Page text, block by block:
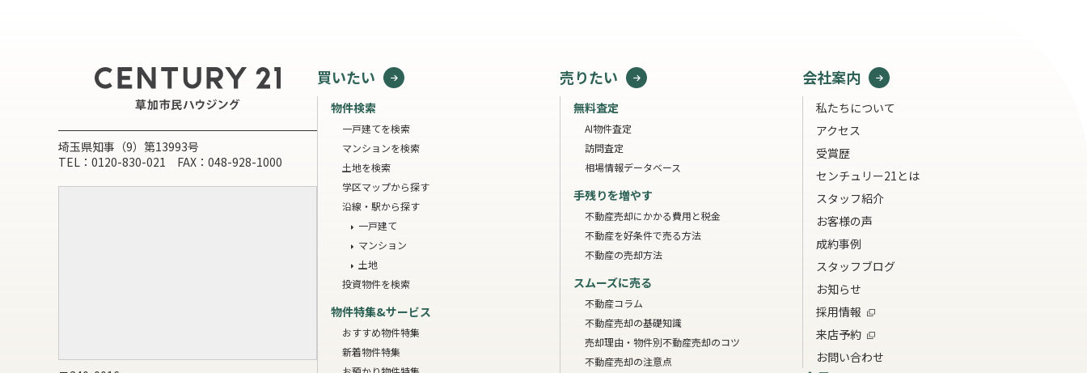
埼玉県知事（9）第13993号
TEL：0120-830-021 FAX：048-928-1000
買いたい
物件検索
一戸建てを検索
マンションを検索
土地を検索
学区マップから探す
沿線・駅から探す
一戸建て
マンション
土地
投資物件を検索
物件特集&サービス
おすすめ物件特集
新着物件特集
売りたい
無料査定
AI物件査定
訪問査定
相場情報データベース
手残りを増やす
不動産売却にかかる費用と税金
不動産を好条件で売る方法
不動産の売却方法
スムーズに売る
不動産コラム
不動産売却の基礎知識
売却理由・物件別不動産売却のコツ
不動産売却の注意点
会社案内
私たちについて
アクセス
受賞歴
センチュリー21とは
スタッフ紹介
お客様の声
成約事例
スタッフブログ
お知らせ
採用情報
来店予約
お問い合わせ